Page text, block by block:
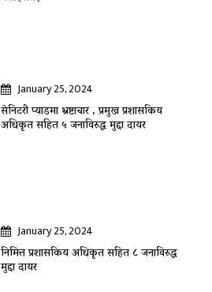
January 25, 2024
सेनिटरी प्याडमा भ्रष्टाचार , प्रमुख प्रशासकिय
अधिकृत सहित ५ जनाविरुद्ध मुद्दा दायर
January 25, 2024
निमित्त प्रशासकिय अधिकृत सहित ८ जनाविरुद्ध
मुद्दा दायर